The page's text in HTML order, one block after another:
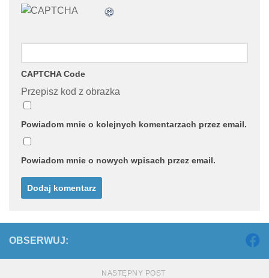
CAPTCHA Code
Przepisz kod z obrazka
Powiadom mnie o kolejnych komentarzach przez email.
Powiadom mnie o nowych wpisach przez email.
OBSERWUJ:
NASTĘPNY POST